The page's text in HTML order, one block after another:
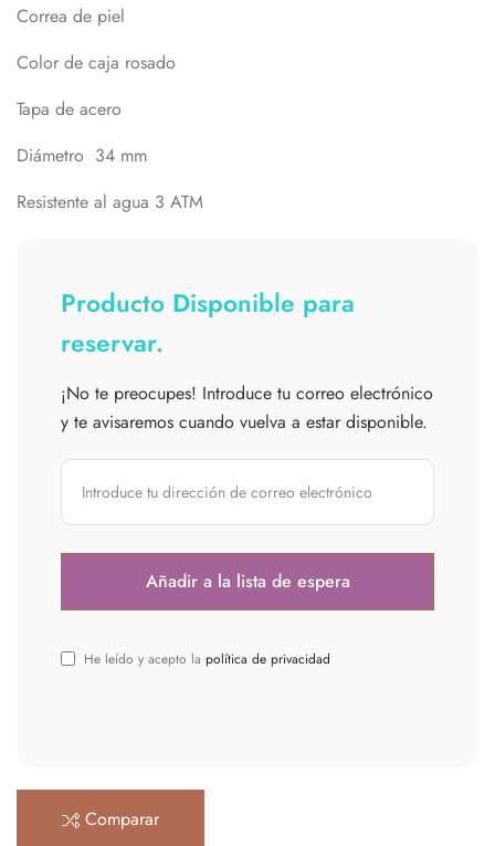
Correa de piel
Color de caja rosado
Tapa de acero
Diámetro 34 mm
Resistente al agua 3 ATM
Producto Disponible para
reservar.
¡No te preocupes! Introduce tu correo electrónico
y te avisaremos cuando vuelva a estar disponible.
He leído y acepto la política de privacidad
Comparar